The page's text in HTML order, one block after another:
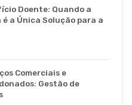
Doente: Quando a
a Única Solução para a
Comerciais e
Gestão de